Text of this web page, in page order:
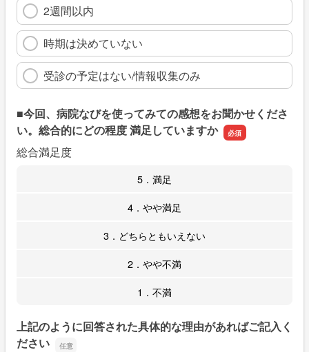
2週間以内
時期は決めていない
受診の予定はない/情報収集のみ
■今回、病院なびを使ってみての感想をお聞かせくださ
い。総合的にどの程度 満足していますか
総合満足度
5．満足
4．やや満足
3．どちらともいえない
2．やや不満
1．不満
上記のように回答された具体的な理由があればご記入く
ださい